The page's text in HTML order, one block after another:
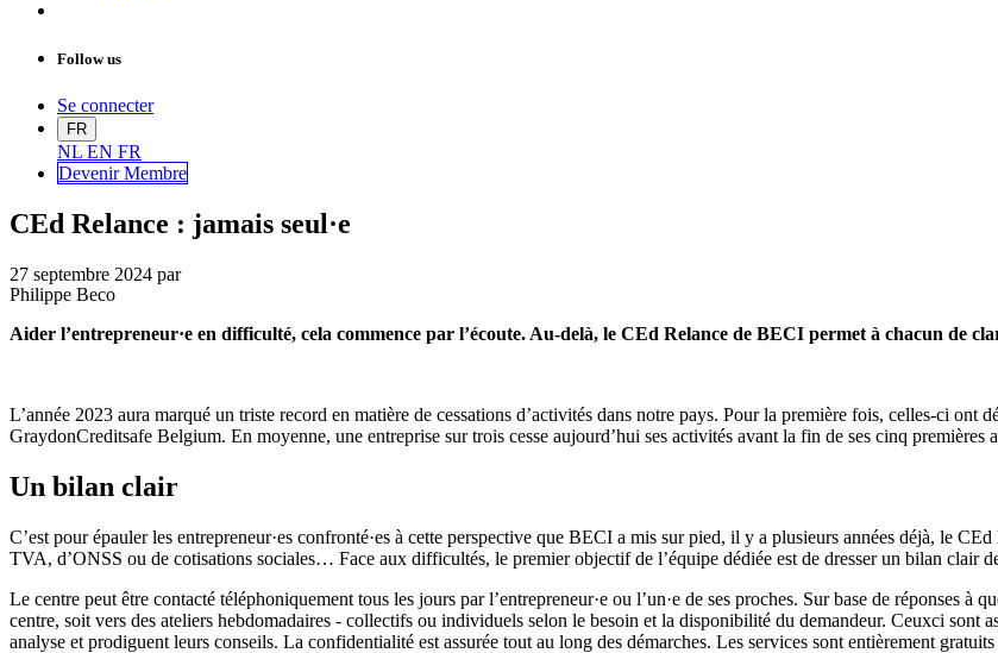
Follow us
Se connecter
FR
NL EN FR
Devenir Membre
CEd Relance : jamais seul·e
27 septembre 2024 par
Philippe Beco
Aider l’entrepreneur·e en difficulté, cela commence par l’écoute. Au-delà, le CEd Relance de BECI permet à chacun
L’année 2023 aura marqué un triste record en matière de cessations d’activités dans notre pays. Pour la première fois, celles-ci ont
GraydonCreditsafe Belgium. En moyenne, une entreprise sur trois cesse aujourd’hui ses activités avant la fin de ses cinq premières
Un bilan clair
C’est pour épauler les entrepreneur·es confronté·es à cette perspective que BECI a mis sur pied, il y a plusieurs années déjà, le
TVA, d’ONSS ou de cotisations sociales… Face aux difficultés, le premier objectif de l’équipe dédiée est de dresser un bilan clair
Le centre peut être contacté téléphoniquement tous les jours par l’entrepreneur·e ou l’un·e de ses proches. Sur base de réponses à
centre, soit vers des ateliers hebdomadaires - collectifs ou individuels selon le besoin et la disponibilité du demandeur. Ceuxci sont
analyse et prodiguent leurs conseils. La confidentialité est assurée tout au long des démarches. Les services sont entièrement gratuits